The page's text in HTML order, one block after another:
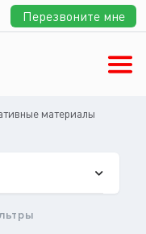
Перезвоните мне
материалы